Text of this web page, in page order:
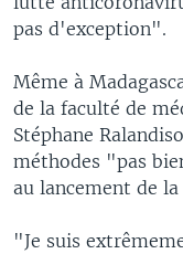
pas d'exception".
Même à
de la faculté de
Stéphane
méthodes "pas
au lancement de la
"Je suis